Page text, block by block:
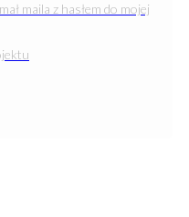
maila z hasłem do mojej